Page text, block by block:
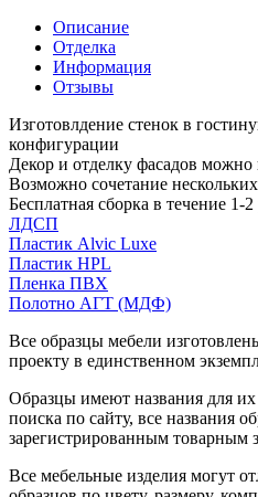
Описание
Отделка
Информация
Отзывы
Изготовлдение стенок в
конфигурации
Декор и отделку фасадов
Возможно сочетание
Бесплатная сборка в течение 1-
ЛДСП
Пластик Alvic Luxe
Пластик HPL
Пленка ПВХ
Полотно АГТ (МДФ)
Все образцы мебели
проекту в единственном
Образцы имеют названия для их
поиска по сайту, все названия
зарегистрированным товарным
Все мебельные изделия могут